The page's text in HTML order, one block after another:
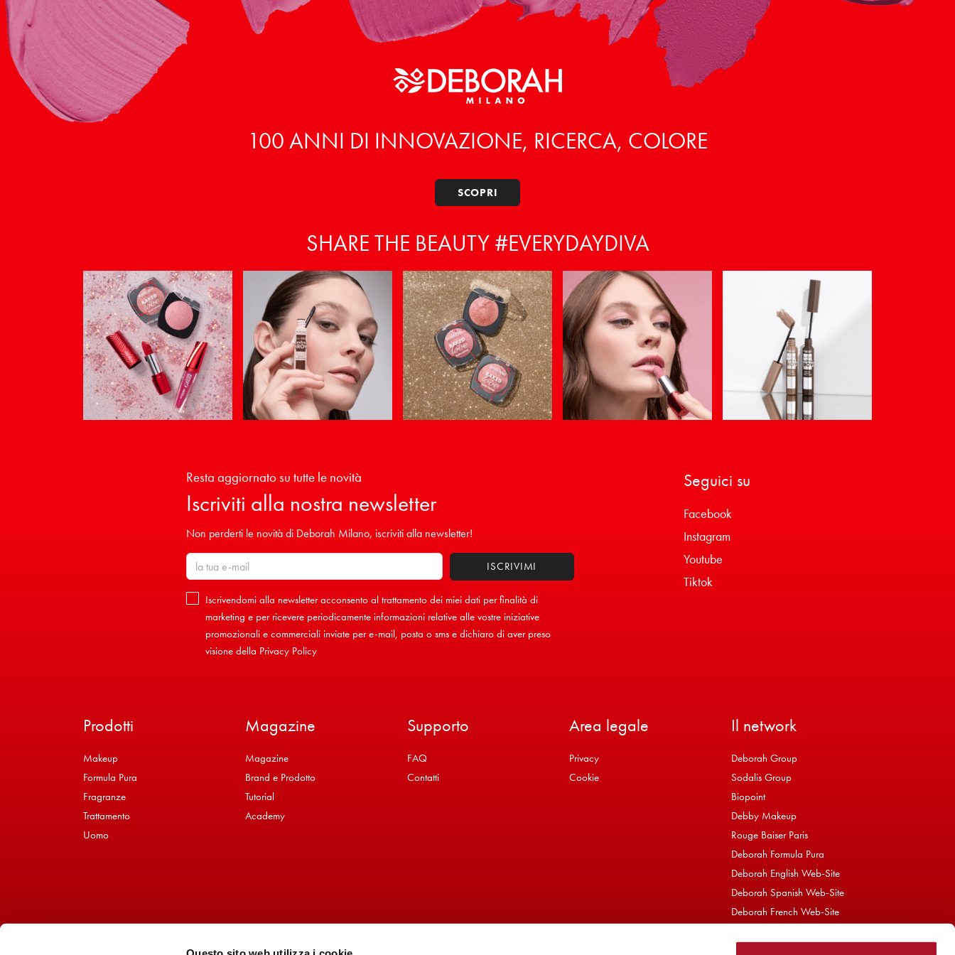
100 ANNI DI INNOVAZIONE, RICERCA, COLORE
SCOPRI
SHARE THE BEAUTY #EVERYDAYDIVA
Resta aggiornato su tutte le novità
Iscriviti alla nostra newsletter
Non perderti le novità di Deborah Milano, iscriviti alla newsletter!
Iscrivendomi alla newsletter acconsento al trattamento dei miei dati per finalità di
marketing e per ricevere periodicamente informazioni relative alle vostre iniziative
promozionali e commerciali inviate per e-mail, posta o sms e dichiaro di aver preso
visione della Privacy Policy
Seguici su
Facebook
Instagram
Youtube
Tiktok
Prodotti
Makeup
Formula Pura
Fragranze
Trattamento
Uomo
Magazine
Magazine
Brand e Prodotto
Tutorial
Academy
Supporto
FAQ
Contatti
Area legale
Privacy
Cookie
Il network
Deborah Group
Sodalis Group
Biopoint
Debby Makeup
Rouge Baiser Paris
Deborah Formula Pura
Deborah English Web-Site
Deborah Spanish Web-Site
Deborah French Web-Site